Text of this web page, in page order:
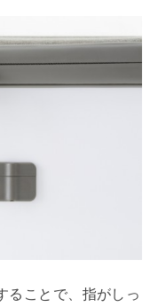
ることで、指がしっ